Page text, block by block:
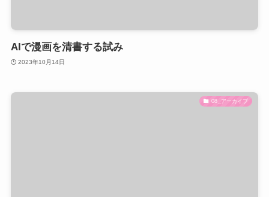
AIで漫画を清書する試み
2023年10月14日
08_アーカイブ